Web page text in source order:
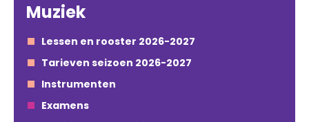
Muziek
Lessen en rooster 2026-2027
Tarieven seizoen 2026-2027
Instrumenten
Examens